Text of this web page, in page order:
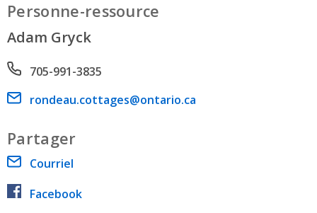
Personne-ressource
Adam Gryck
Phone number
705-991-3835
Email address
rondeau.cottages@ontario.ca
Partager
Courriel
Facebook